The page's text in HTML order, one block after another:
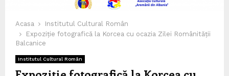
Acasa
Institutul Cultural Român
Expoziție fotografică la Korcea cu ocazia Zilei Românității
Balcanice
Institutul Cultural Român